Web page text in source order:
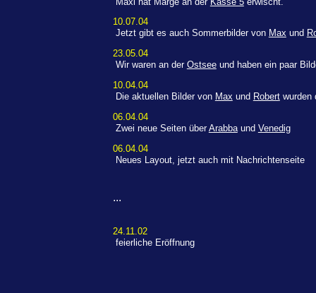
10.07.04
Jetzt gibt es auch Sommerbilder von Max und
23.05.04
Wir waren an der Ostseeund haben ein paar
10.04.04
Die aktuellen Bilder von Max und Robertwurden
06.04.04
Zwei neue Seiten überArabbaund Venedig
06.04.04
Neues Layout, jetzt auch mit Nachrichtenseite
...
24.11.02
feierliche Eröffnung